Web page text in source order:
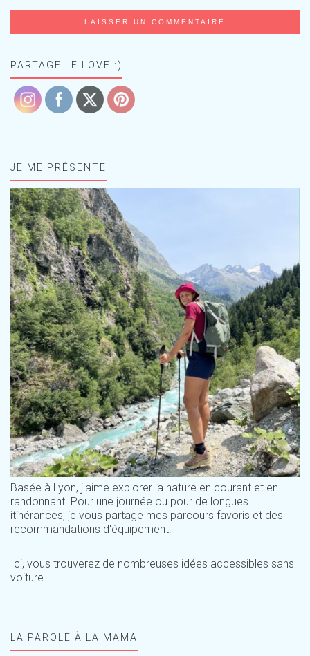
PARTAGE LE LOVE :)
JE ME PRÉSENTE
Basée à Lyon, j'aime explorer la nature en courant et en
randonnant. Pour une journée ou pour de longues
itinérances, je vous partage mes parcours favoris et des
recommandations d'équipement.
Ici, vous trouverez de nombreuses idées accessibles sans
voiture
LA PAROLE À LA MAMA